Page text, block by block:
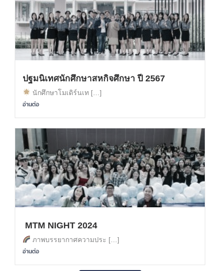
ปฐมนิเทศนักศึกษาสหกิจศึกษา ปี 2567
นักศึกษาโมเดิร์นเท […]
อ่านต่อ
MTM NIGHT 2024
ภาพบรรยากาศความประ […]
อ่านต่อ